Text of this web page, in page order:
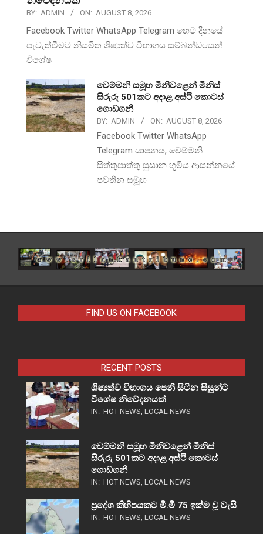
BY: ADMIN ON: AUGUST 8, 2026
Facebook Twitter WhatsApp Telegram හෙට දිනයේ
පැවැත්වීමට නියමිත ශිෂ්‍යත්ව විභාගය සම්බන්ධයෙන්
විශේෂ
චෙම්මනි සමූහ මිනිවළෙන් මිනිස්
සිරුරු 501කට අදාළ අස්ථි කොටස්
ගොඩගනී
BY: ADMIN ON: AUGUST 8, 2026
Facebook Twitter WhatsApp
Telegram යාපනය, චෙම්මනි
සිත්තුපාත්තු සුසාන භූමිය ආසන්නයේ
පවතින සමූහ
FIND US ON FACEBOOK
RECENT POSTS
ශිෂ්‍යත්ව විභාගය පෙනී සිටින සිසුන්ට
විශේෂ නිවේදනයක්
IN: HOT NEWS, LOCAL NEWS
චෙම්මනි සමූහ මිනිවළෙන් මිනිස්
සිරුරු 501කට අදාළ අස්ථි කොටස්
ගොඩගනී
IN: HOT NEWS, LOCAL NEWS
ප්‍රදේශ කිහිපයකට මි.මී 75 ඉක්ම වූ වැසි
IN: HOT NEWS, LOCAL NEWS